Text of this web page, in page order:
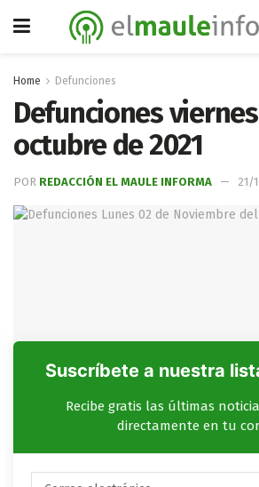
Home Defunciones
Defunciones
octubre de 2021
POR REDACCIÓN EL MAULE INFORMA 21/
Suscríbete a nuestra
Recibe gratis las últimas
directamente en tu